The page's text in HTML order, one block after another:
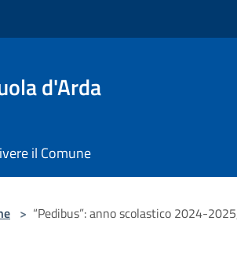
d'Arda
il Comune
> “Pedibus”: anno scolastico 2024-